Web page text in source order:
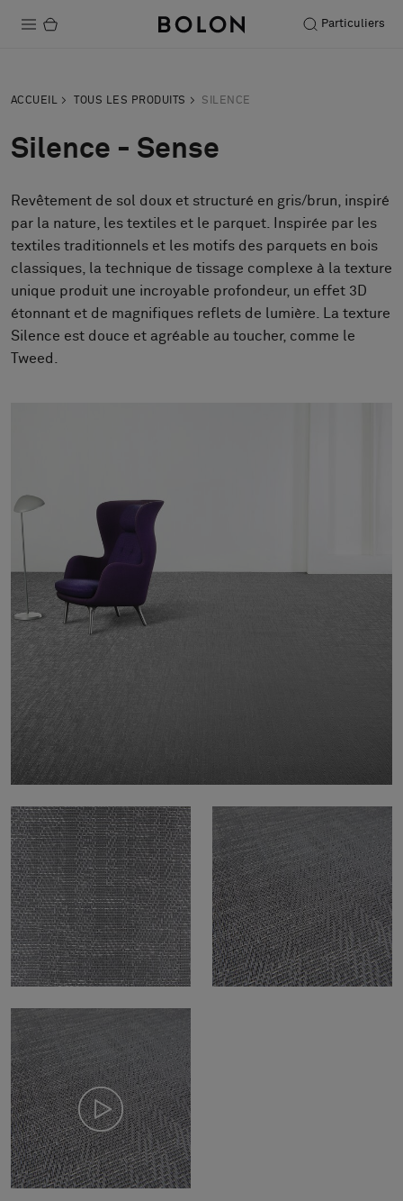
Particuliers
Durabilité
Installation
Entretien
Nos collaborations
Choisir une langue
ACCUEIL TOUS LES PRODUITS SILENCE
Silence - Sense
Revêtement de sol doux et structuré en gris/brun, inspiré
par la nature, les textiles et le parquet. Inspirée par les
textiles traditionnels et les motifs des parquets en bois
classiques, la technique de tissage complexe à la texture
unique produit une incroyable profondeur, un effet 3D
étonnant et de magnifiques reflets de lumière. La texture
Silence est douce et agréable au toucher, comme le
Tweed.